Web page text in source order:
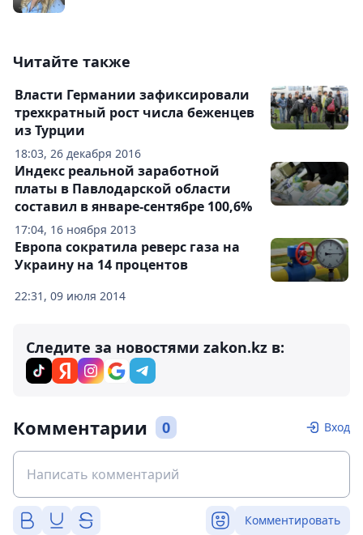
Читайте также
18:03, 26 декабря 2016
Власти Германии зафиксировали
трехкратный рост числа беженцев
из Турции
17:04, 16 ноября 2013
Индекс реальной заработной
платы в Павлодарской области
составил в январе-сентябре 100,6%
22:31, 09 июля 2014
Европа сократила реверс газа на
Украину на 14 процентов
Следите за новостями zakon.kz в:
Комментарии 0 Вход
Комментировать